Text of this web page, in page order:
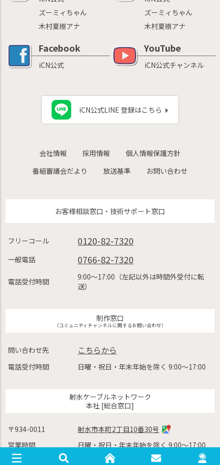
ズーミィちゃん
木村夏樹アナ
ズーミィちゃん
木村夏樹アナ
Facebook
iCN公式
YouTube
iCN公式チャンネル
iCN公式LINE 登録はこちら
会社情報 採用情報
個人情報保護方針
番組審議会だより
放送基準 お問い合わせ
お客様相談窓口・技術サポート窓口
フリーコール 0120-82-7320
一般電話 0766-82-7320
電話受付時間
9:00〜17:00（左記以外は時間外受付に転
送）
制作窓口
（コミュニティチャンネルに関するお問い合わせ）
問い合わせ先 こちらから
電話受付時間 日曜・祝日・年末年始を除く 9:00〜17:00
射水ケーブルネットワーク
本社 [総合窓口]
〒934-0011
射水市本町2丁目10番30号
営業時間
日曜・祝日・年末年始を除く 9:00〜17:00